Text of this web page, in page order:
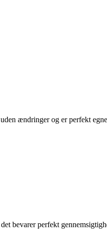
ændringer og er perfekt
bevarer perfekt